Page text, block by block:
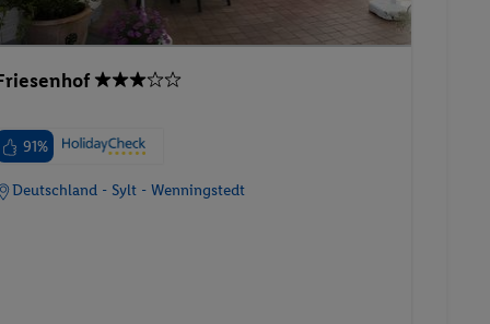
91%
Deutschland - Sylt - Wenningstedt